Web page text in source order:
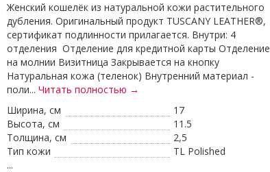
Женский кошелёк из натуральной кожи растительного
дубления. Оригинальный продукт TUSCANY LEATHER®,
сертификат подлинности прилагается. Внутри: 4
отделения Отделение для кредитной карты Отделение
на молнии Визитница Закрывается на кнопку
Натуральная кожа (теленок) Внутренний материал -
поли... Читать полностью →
Ширина, см
17
Высота, см
11.5
Толщина, см
2,5
Тип кожи
TL Polished
...